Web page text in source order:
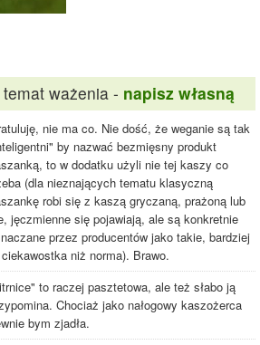
ważenia - napisz własną
nie ma co. Nie dość, że weganie są tak
by nazwać bezmięsny produkt
to w dodatku użyli nie tej kaszy co
(dla nieznających tematu klasyczną
robi się z kaszą gryczaną, prażoną lub
jęczmienne się pojawiają, ale są konkretnie
przez producentów jako takie, bardziej
niż norma). Brawo.
to raczej pasztetowa, ale też słabo ją
Chociaż jako nałogowy kaszożerca
bym zjadła.